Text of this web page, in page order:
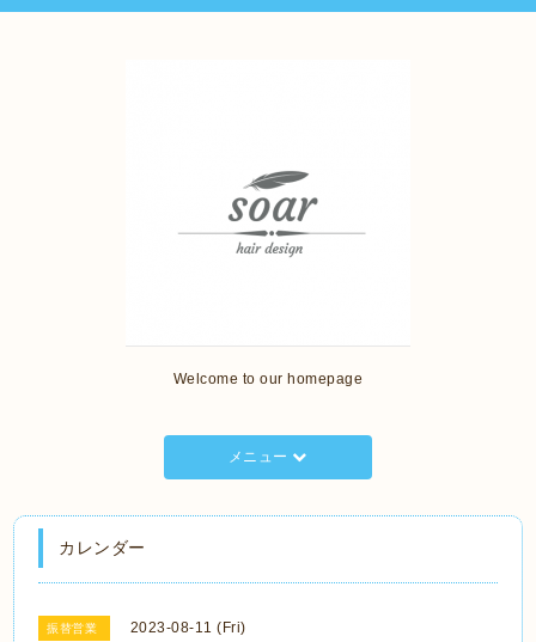
Welcome to our homepage
メニュー
カレンダー
振替営業 2023-08-11 (Fri)